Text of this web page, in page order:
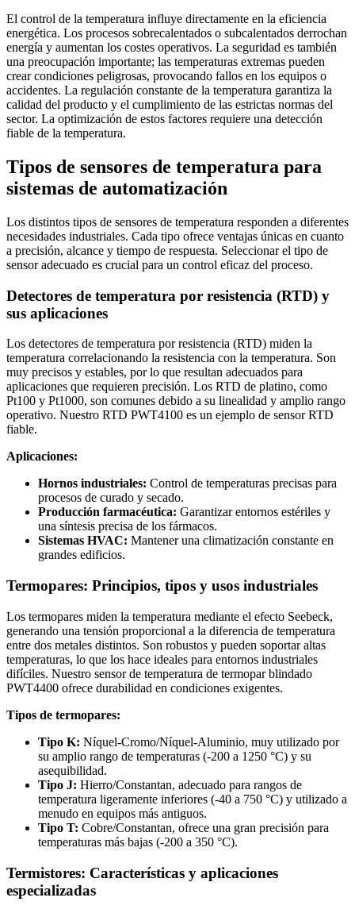
El control de la temperatura influye directamente en la eficiencia
energética. Los procesos sobrecalentados o subcalentados derrochan
energía y aumentan los costes operativos. La seguridad es también
una preocupación importante; las temperaturas extremas pueden
crear condiciones peligrosas, provocando fallos en los equipos o
accidentes. La regulación constante de la temperatura garantiza la
calidad del producto y el cumplimiento de las estrictas normas del
sector. La optimización de estos factores requiere una detección
fiable de la temperatura.
Tipos de sensores de temperatura para
sistemas de automatización
Los distintos tipos de sensores de temperatura responden a diferentes
necesidades industriales. Cada tipo ofrece ventajas únicas en cuanto
a precisión, alcance y tiempo de respuesta. Seleccionar el tipo de
sensor adecuado es crucial para un control eficaz del proceso.
Detectores de temperatura por resistencia (RTD) y
sus aplicaciones
Los detectores de temperatura por resistencia (RTD) miden la
temperatura correlacionando la resistencia con la temperatura. Son
muy precisos y estables, por lo que resultan adecuados para
aplicaciones que requieren precisión. Los RTD de platino, como
Pt100 y Pt1000, son comunes debido a su linealidad y amplio rango
operativo. Nuestro RTD PWT4100 es un ejemplo de sensor RTD
fiable.
Aplicaciones:
Hornos industriales: Control de temperaturas precisas para
procesos de curado y secado.
Producción farmacéutica: Garantizar entornos estériles y
una síntesis precisa de los fármacos.
Sistemas HVAC: Mantener una climatización constante en
grandes edificios.
Termopares: Principios, tipos y usos industriales
Los termopares miden la temperatura mediante el efecto Seebeck,
generando una tensión proporcional a la diferencia de temperatura
entre dos metales distintos. Son robustos y pueden soportar altas
temperaturas, lo que los hace ideales para entornos industriales
difíciles. Nuestro sensor de temperatura de termopar blindado
PWT4400 ofrece durabilidad en condiciones exigentes.
Tipos de termopares:
Tipo K: Níquel-Cromo/Níquel-Aluminio, muy utilizado por
su amplio rango de temperaturas (-200 a 1250 °C) y su
asequibilidad.
Tipo J: Hierro/Constantan, adecuado para rangos de
temperatura ligeramente inferiores (-40 a 750 °C) y utilizado a
menudo en equipos más antiguos.
Tipo T: Cobre/Constantan, ofrece una gran precisión para
temperaturas más bajas (-200 a 350 °C).
Termistores: Características y aplicaciones
especializadas